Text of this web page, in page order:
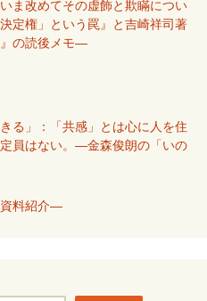
ま改めてその虚飾と欺瞞につい
定権」という罠』と吉崎祥司著
』の読後メモ―
る」：「共感」とは心に人を住
員はない。―金森俊朗の「いの
資料紹介―